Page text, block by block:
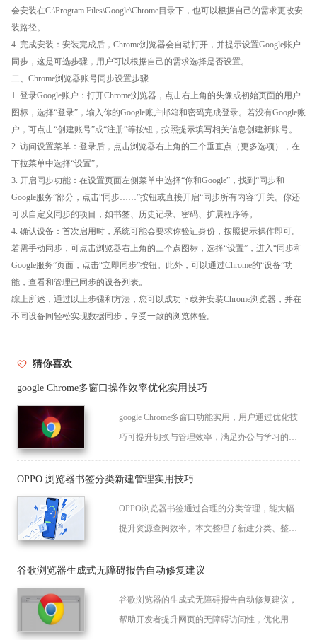
会安装在C:\Program Files\Google\Chrome目录下，也可以根据自己的需求更改安
装路径。
4. 完成安装：安装完成后，Chrome浏览器会自动打开，并提示设置Google账户
同步，这是可选步骤，用户可以根据自己的需求选择是否设置。
二、Chrome浏览器账号同步设置步骤
1. 登录Google账户：打开Chrome浏览器，点击右上角的头像或初始页面的用户
图标，选择“登录”，输入你的Google账户邮箱和密码完成登录。若没有Google账
户，可点击“创建账号”或“注册”等按钮，按照提示填写相关信息创建新账号。
2. 访问设置菜单：登录后，点击浏览器右上角的三个垂直点（更多选项），在
下拉菜单中选择“设置”。
3. 开启同步功能：在设置页面左侧菜单中选择“你和Google”，找到“同步和
Google服务”部分，点击“同步……”按钮或直接开启“同步所有内容”开关。你还
可以自定义同步的项目，如书签、历史记录、密码、扩展程序等。
4. 确认设备：首次启用时，系统可能会要求你验证身份，按照提示操作即可。
若需手动同步，可点击浏览器右上角的三个点图标，选择“设置”，进入“同步和
Google服务”页面，点击“立即同步”按钮。此外，可以通过Chrome的“设备”功
能，查看和管理已同步的设备列表。
综上所述，通过以上步骤和方法，您可以成功下载并安装Chrome浏览器，并在
不同设备间轻松实现数据同步，享受一致的浏览体验。
猜你喜欢
google Chrome多窗口操作效率优化实用技巧
google Chrome多窗口功能实用，用户通过优化技
巧可提升切换与管理效率，满足办公与学习的多
OPPO 浏览器书签分类新建管理实用技巧
OPPO浏览器书签通过合理的分类管理，能大幅
提升资源查阅效率。本文整理了新建分类、整理
个人网页资源库，告别书签杂乱状态。
谷歌浏览器生成式无障碍报告自动修复建议
谷歌浏览器的生成式无障碍报告自动修复建议，
帮助开发者提升网页的无障碍访问性，优化用户